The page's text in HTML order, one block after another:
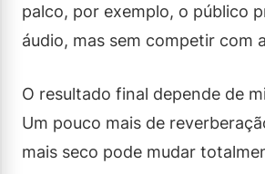
palco, por exemplo, o público
áudio, mas sem competir com
O resultado final depende de
Um pouco mais de
mais seco pode mudar